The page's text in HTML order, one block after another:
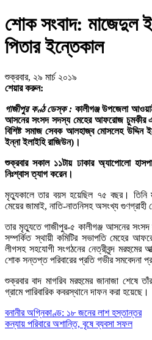
শোক সংবাদ: মাজেদুল
পিতার ইন্তেকাল
শুক্রবার, ২৯ মার্চ ২০১৯
শেয়ার করুন:
গাজীপুর কণ্ঠ ডেস্ক :কালীগঞ্জ উপজেলা
আসনের সংসদ সদস্য মেহের আফরোজ চুমকীর
বিশিষ্ট সমাজ সেবক আলহাজ্ব মোসলেহ উদ্দিন
ইন্না ইলাইহি রাজিউন)।
শুক্রবার সকাল ১১টায় ঢাকার অ্যাপোলো
নিঃশ্বাস ত্যাগ করেন।
মৃত্যুকালে তার বয়স হয়েছিল ৭৫ বছর। তিনি
মেয়ের জামাই, নাতি-নাতনিসহ অসংখ্য গুণগ্রাহী
তার মৃত্যুতে গাজীপুর-৫ কালীগঞ্জ আসনের সংসদ
সম্পর্কিত স্থায়ী কমিটির সভাপতি মেহের
লীগসহ সহযোগী সংগঠনের নেত্রীবৃন্দ মরহুমের
শোক সন্তপ্ত পরিবারের প্রতি গভীর সমবেদনা
শুক্রবার বাদ মাগরিব মরহুমের জানাজা শেষে
গ্রামে পারিবারিক কবরস্থানে দাফন করা হয়েছে।
Post
navigation
বনানীর অগ্নিকাণ্ড: ১৮ জনের লাশ হস্তান্তর
কন্যায় পরিবারে অশান্তি, বৃষে ব্যবসা সফল